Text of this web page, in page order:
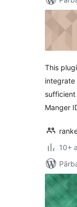
This
integrate
sufficient
Manger
10+